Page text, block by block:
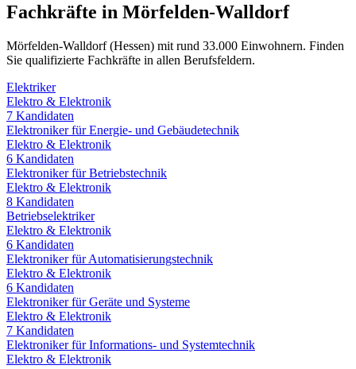
Fachkräfte in Mörfelden-Walldorf
Mörfelden-Walldorf(Hessen) mit rund 33.000 Einwohnern. Finden
Sie qualifizierte Fachkräfte in allen Berufsfeldern.
Elektriker
Elektro & Elektronik
7 Kandidaten
Elektroniker für Energie- und Gebäudetechnik
Elektro & Elektronik
6 Kandidaten
Elektroniker für Betriebstechnik
Elektro & Elektronik
8 Kandidaten
Betriebselektriker
Elektro & Elektronik
6 Kandidaten
Elektroniker für Automatisierungstechnik
Elektro & Elektronik
6 Kandidaten
Elektroniker für Geräte und Systeme
Elektro & Elektronik
7 Kandidaten
Elektroniker für Informations- und Systemtechnik
Elektro & Elektronik